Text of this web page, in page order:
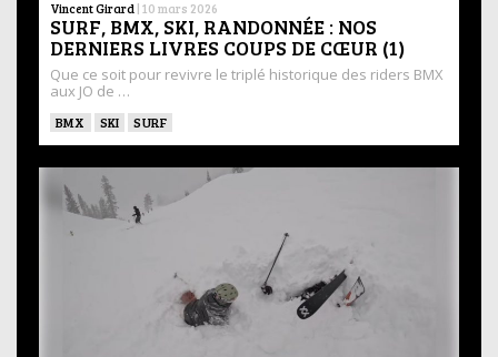
Vincent Girard | 10 mars 2026
SURF, BMX, SKI, RANDONNÉE : NOS
DERNIERS LIVRES COUPS DE CŒUR (1)
Que ce soit pour revivre le triplé historique des riders BMX
aux JO de …
BMX SKI SURF